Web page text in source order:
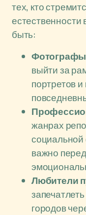
тех, кто
естественности
быть:
выйти за
портретов и
жанрах
важно
Любители
городов